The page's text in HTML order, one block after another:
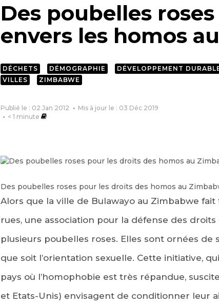
Des poubelles
envers les homos
DÉCHETS DÉMOGRAPHIE DÉVELOPPEMENT
VILLES
ZIMBABWE
Publié le : 02 Jan 2012
Mis à jour le : 03 Déc 2019
< 1 minute
Des poubelles roses pour les droits des homos au
Alors que la ville de Bulawayo au Zimbabwe
rues, une association pour la défense des
plusieurs poubelles roses. Elles sont ornées de
que soit l’orientation sexuelle. Cette initiative,
pays où l’homophobie est très répandue,
et Etats-Unis) envisagent de conditionner leur